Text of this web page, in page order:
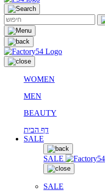
WOMEN
MEN
BEAUTY
דף הבית
SALE
SALE
SALE